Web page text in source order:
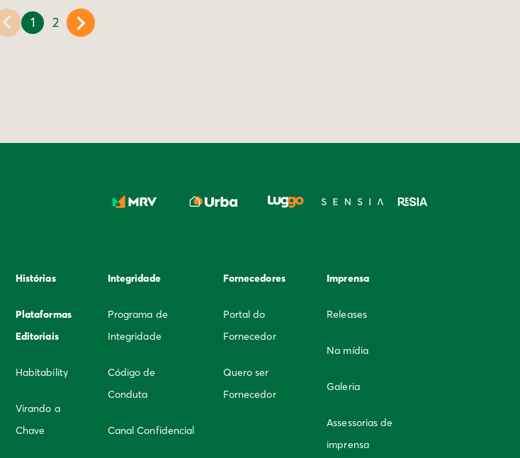
1 2
Histórias
Plataformas
Editoriais
Habitability
Virando a
Chave
Integridade
Programa de
Integridade
Código de
Conduta
Canal Confidencial
Fornecedores
Portal do
Fornecedor
Quero ser
Fornecedor
Imprensa
Releases
Na mídia
Galeria
Assessorias de
imprensa